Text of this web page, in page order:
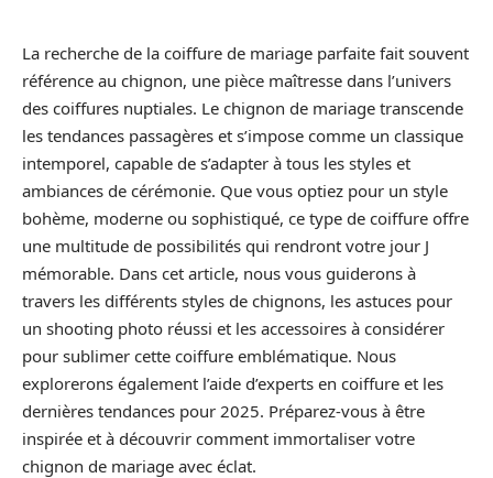
La recherche de la coiffure de mariage parfaite fait souvent
référence au chignon, une pièce maîtresse dans l’univers
des coiffures nuptiales. Le chignon de mariage transcende
les tendances passagères et s’impose comme un classique
intemporel, capable de s’adapter à tous les styles et
ambiances de cérémonie. Que vous optiez pour un style
bohème, moderne ou sophistiqué, ce type de coiffure offre
une multitude de possibilités qui rendront votre jour J
mémorable. Dans cet article, nous vous guiderons à
travers les différents styles de chignons, les astuces pour
un shooting photo réussi et les accessoires à considérer
pour sublimer cette coiffure emblématique. Nous
explorerons également l’aide d’experts en coiffure et les
dernières tendances pour 2025. Préparez-vous à être
inspirée et à découvrir comment immortaliser votre
chignon de mariage avec éclat.